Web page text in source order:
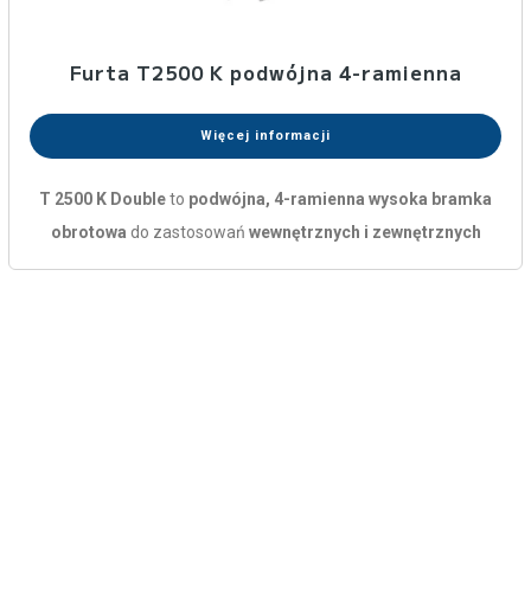
Furta T2500 K podwójna 4-ramienna
Więcej informacji
T 2500 K Doubleto podwójna, 4-ramienna wysoka bramka
obrotowa do zastosowań wewnętrznych i zewnętrznych